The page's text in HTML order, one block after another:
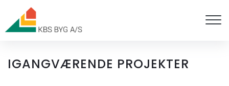
hovedindhold
IGANGVÆRENDE PROJEKTER